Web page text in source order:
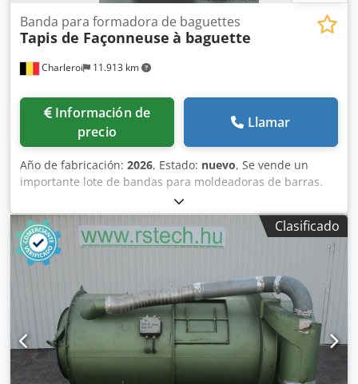
Charleroi 11.913 km
Banda para formadora de baguettes
Tapis de Façonneuse à baguette
Información de
precio
Llamar
Año de fabricación: 2026, Estado: nuevo, Se vende un
importante lote de bandas para moldeadoras de barras.
Marcas disponibles: Dkodpfxszqt Tcj An Eer - MAJOR -
BONGARD - MERAND TENOR/TREGOR - BERTRAND
EURO2000 - BERTRAND EUROMAP - JAC - PANIRECORD F73
- PANIRECORD F60/F57 - SINMAG - PAVAILLER - STAFF
Precios unitarios y al por mayor. Se venden en kits
completos para una moldeadora, que incluyen: - Banda
delantera - Banda trasera - Banda inferior de refuerzo -
Banda de recepción
Clasificado